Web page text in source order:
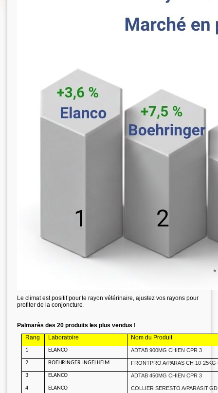
Le climat est positif pour le rayon vétérinaire, ajustez vos rayons pour
profiter de la conjoncture.
Palmarès des 20 produits les plus vendus !
Rang
Laboratoire Nom du Produit
1 ELANCO ADTAB 900MG CHIEN CPR 3
2 BOEHRINGER INGELHEIM FRONTPRO A/PARAS CH 10-25KG
3 ELANCO ADTAB 450MG CHIEN CPR 3
4 ELANCO COLLIER SERESTO A/PARASIT